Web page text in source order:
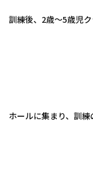
訓練後、2歳～5歳児
ホールに集まり、訓